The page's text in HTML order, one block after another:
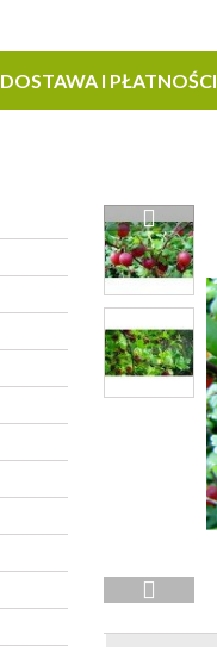
DOSTAWA I PŁATNOŚCI